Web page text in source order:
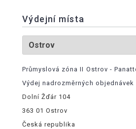
Výdejní místa
Průmyslová zóna II Ostrov -
Výdej nadrozměrných objednávek
Dolní Žďár 104
363 01 Ostrov
Česká republika